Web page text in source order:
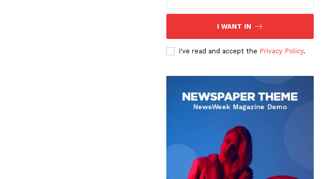
I WANT IN
I've read and accept the Privacy Policy.